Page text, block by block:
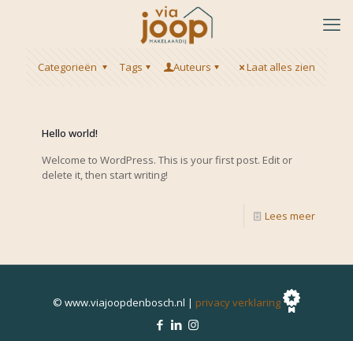
Categorieën Tags Auteurs Laat alles zien
Hello world!
Welcome to WordPress. This is your first post. Edit or
delete it, then start writing!
Lees meer
© www.viajoopdenbosch.nl | privacy verklaring